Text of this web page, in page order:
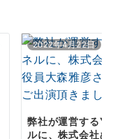
2022年4月22日
弊社が運営する
ルに、株式会社